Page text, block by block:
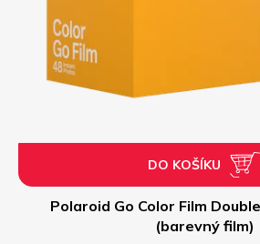
Polaroid Go Color Film
(barevný film)
DO KOŠÍKU